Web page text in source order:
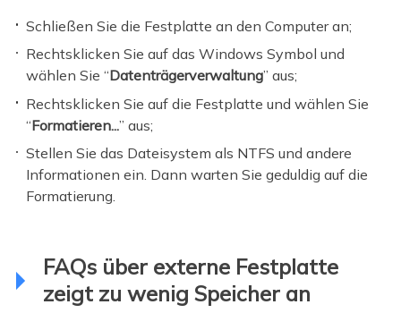
Schließen Sie die Festplatte an den Computer an;
Rechtsklicken Sie auf das Windows Symbol und
wählen Sie “Datenträgerverwaltung” aus;
Rechtsklicken Sie auf die Festplatte und wählen Sie
“Formatieren...” aus;
Stellen Sie das Dateisystem als NTFS und andere
Informationen ein. Dann warten Sie geduldig auf die
Formatierung.
FAQs über externe Festplatte
zeigt zu wenig Speicher an